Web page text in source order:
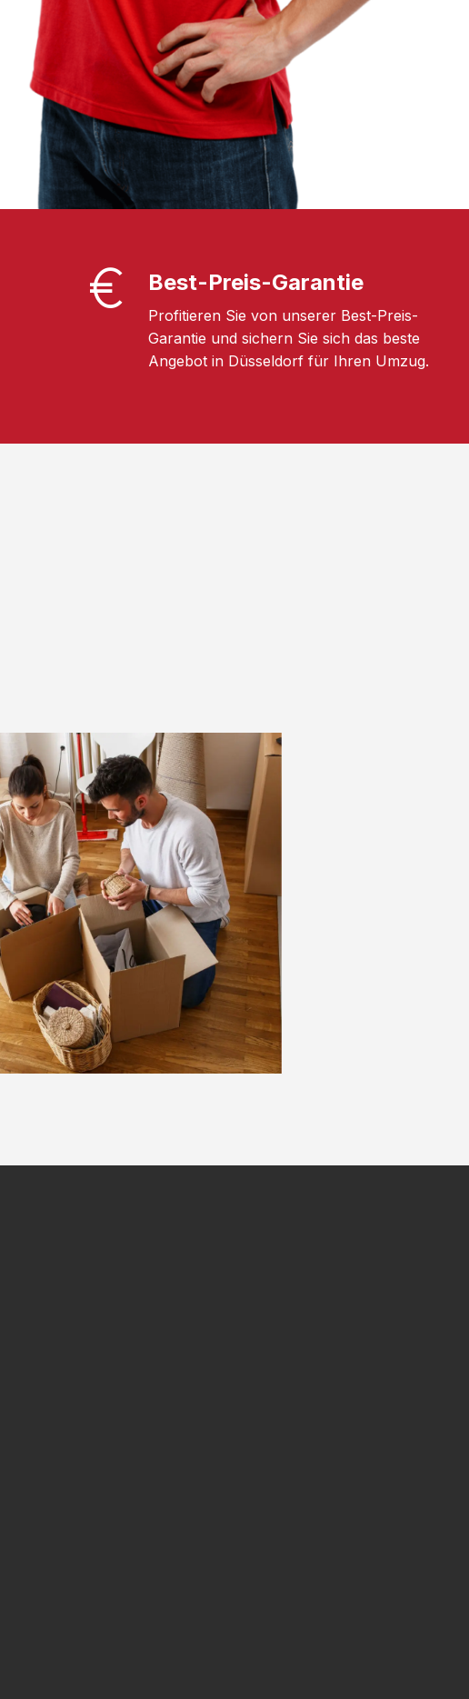
Best-Preis-Garantie
Profitieren Sie von unserer Best-Preis-
Garantie und sichern Sie sich das beste
Angebot in Düsseldorf für Ihren Umzug.